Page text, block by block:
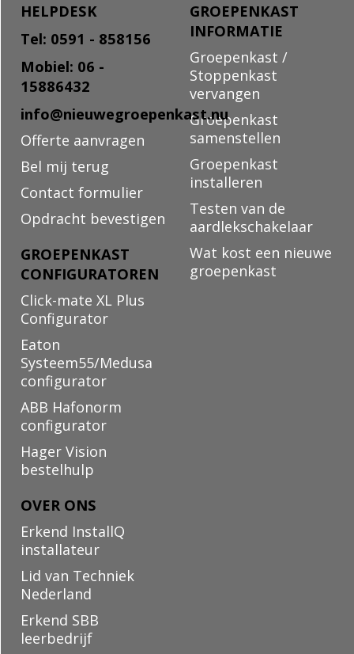
GROEPENKAST
INFORMATIE
Groepenkast /
Stoppenkast
vervangen
Groepenkast
samenstellen
Groepenkast
installeren
Testen van de
aardlekschakelaar
Wat kost een nieuwe
groepenkast
HELPDESK
Tel: 0591 - 858156
Mobiel: 06 -
15886432
info@nieuwegroepenkast.nu
Offerte aanvragen
Bel mij terug
Contact formulier
Opdracht bevestigen
GROEPENKAST
CONFIGURATOREN
Click-mate XL Plus
Configurator
Eaton
Systeem55/Medusa
configurator
ABB Hafonorm
configurator
Hager Vision
bestelhulp
OVER ONS
Erkend InstallQ
installateur
Lid van Techniek
Nederland
Erkend SBB
leerbedrijf